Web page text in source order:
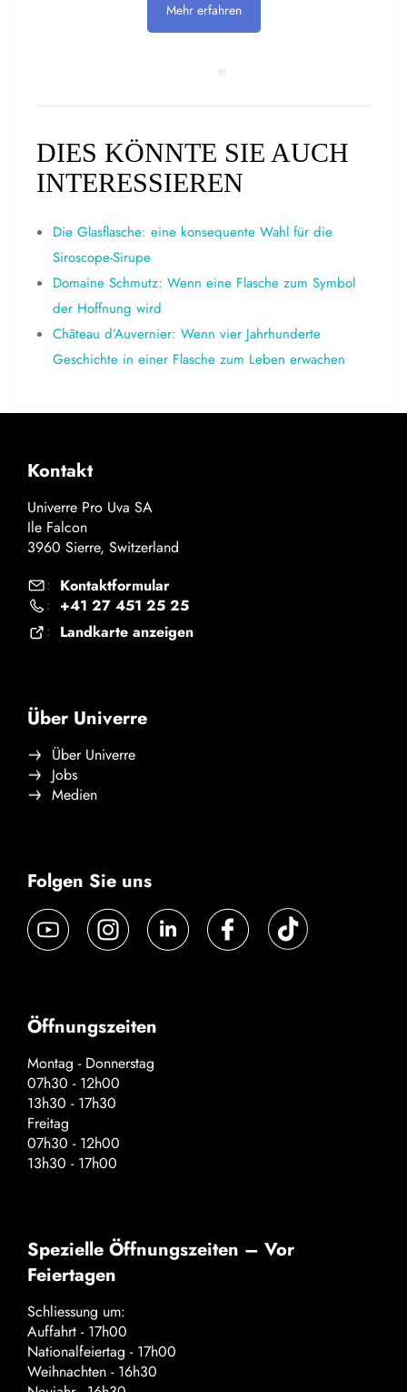
Mehr erfahren
DIES KÖNNTE SIE AUCH
INTERESSIEREN
Die Glasflasche: eine konsequente Wahl für die
Siroscope-Sirupe
Domaine Schmutz: Wenn eine Flasche zum Symbol
der Hoffnung wird
Château d’Auvernier: Wenn vier Jahrhunderte
Geschichte in einer Flasche zum Leben erwachen
Kontakt
Univerre Pro Uva SA
Ile Falcon
3960 Sierre, Switzerland
: Kontaktformular
: +41 27 451 25 25
: Landkarte anzeigen
Über Univerre
Über Univerre
Jobs
Medien
Folgen Sie uns
Öffnungszeiten
Montag - Donnerstag
07h30 - 12h00
13h30 - 17h30
Freitag
07h30 - 12h00
13h30 - 17h00
Spezielle Öffnungszeiten – Vor
Feiertagen
Schliessung um:
Auffahrt - 17h00
Nationalfeiertag - 17h00
Weihnachten - 16h30